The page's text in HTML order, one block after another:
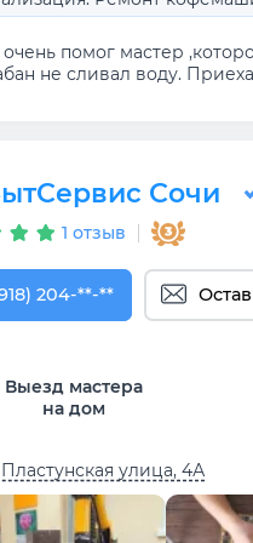
помог мастер
не сливал воду.
Сочи
1 отзыв
204-77-91
204-**-**
Выезд мастера
на дом
улица, 4А